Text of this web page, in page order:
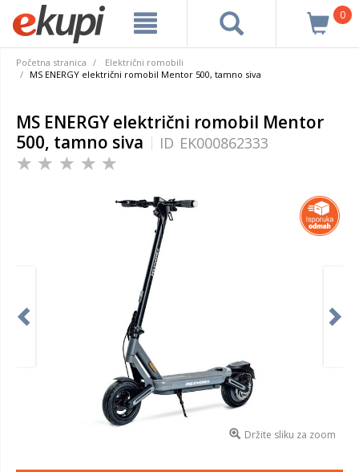
0
Početna stranica
Električni romobili
MS ENERGY električni romobil Mentor 500, tamno siva
MS ENERGY električni romobil Mentor
500, tamno siva
ID EK000862333
Držite sliku za zoom